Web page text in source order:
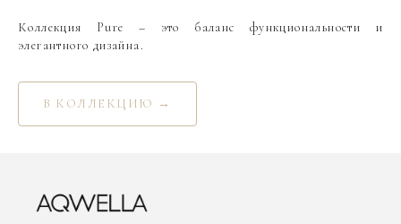
Коллекция Pure – это баланс функциональности и
элегантного дизайна.
В КОЛЛЕКЦИЮ →